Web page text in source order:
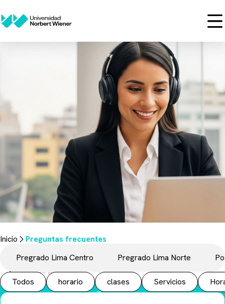
Preguntas frecuentes
Aquí resolveremos tus dudas sobre los trámites & procesos
más relevantes para tu Vida Universitaria.
Buscar
Inicio
Preguntas frecuentes
Pregrado Lima Centro
Pregrado Lima Norte
Todos horario clases Servicios